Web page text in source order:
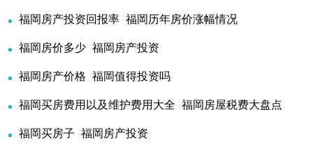
福岡房产投资回报率_福岡历年房价涨幅情况
福岡房价多少_福岡房产投资
福岡房产价格_福岡值得投资吗
福岡买房费用以及维护费用大全_福岡房屋税费大盘点
福岡买房子_福岡房产投资